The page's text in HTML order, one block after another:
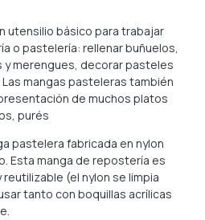
utensilio básico para trabajar
o pastelería: rellenar buñuelos,
y merengues, decorar pasteles
mangas pasteleras también
de muchos platos
purés
pastelera fabricada en nylon
Esta manga de repostería es
(el nylon se limpia
tanto con boquillas acrílicas